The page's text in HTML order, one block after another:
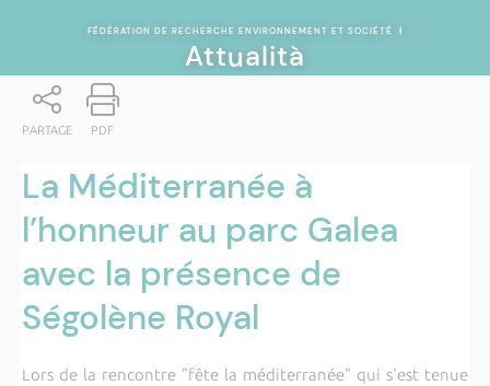
FÉDÉRATION DE RECHERCHE ENVIRONNEMENT ET SOCIÉTÉ |
Attualità
PARTAGE PDF
La Méditerranée à
l’honneur au parc Galea
avec la présence de
Ségolène Royal
Lors de la rencontre "fête la méditerranée" qui s'est tenue